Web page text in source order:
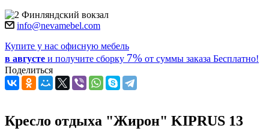
Финляндский вокзал
info@nevamebel.com
Купите у нас офисную мебель
в августе и получите сборку 7% от суммы заказа Бесплатно!
Поделиться
Кресло отдыха "Жирон" KIPRUS 13